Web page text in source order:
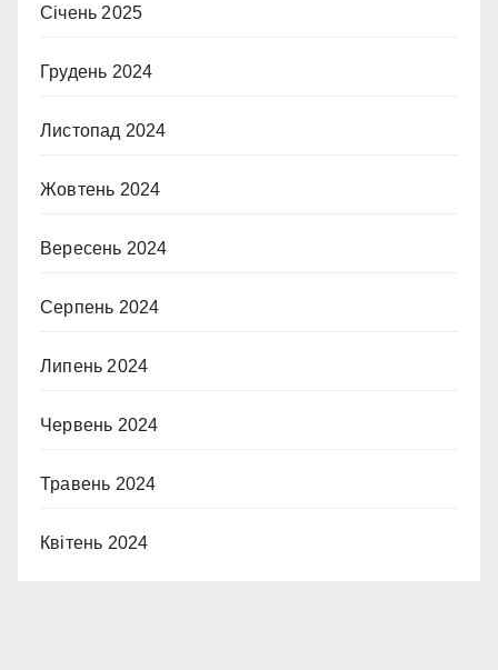
Січень 2025
Грудень 2024
Листопад 2024
Жовтень 2024
Вересень 2024
Серпень 2024
Липень 2024
Червень 2024
Травень 2024
Квітень 2024